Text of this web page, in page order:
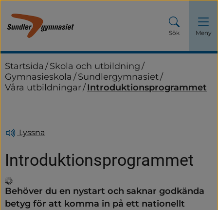
Sök Meny
Startsida /Skola och utbildning/
Gymnasieskola /Sundlergymnasiet/
Våra utbildningar/Introduktionsprogrammet
Lyssna
Introduktionsprogrammet
Behöver du en nystart och saknar godkända
betyg för att komma in på ett nationellt